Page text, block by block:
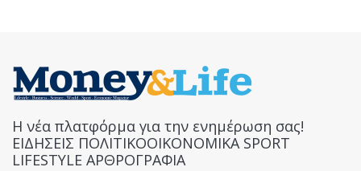
Η νέα πλατφόρμα για την ενημέρωση σας!
ΕΙΔΗΣΕΙΣ ΠΟΛΙΤΙΚΟΟΙΚΟΝΟΜΙΚΑ SPORT
LIFESTYLE ΑΡΘΡΟΓΡΑΦΙΑ